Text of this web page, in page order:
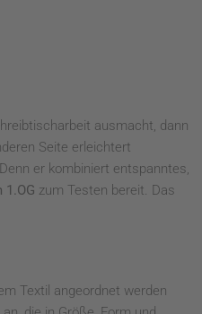
ausmacht, dann
Seite erleichtert
er kombiniert entspanntes,
1.OG zum Testen bereit. Das
Textil angeordnet werden